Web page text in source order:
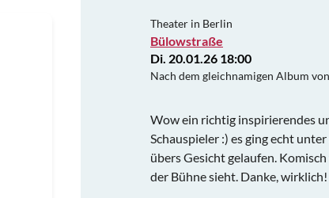
Theater in Berlin
Bülowstraße
Di. 20.01.26 18:00
Nach dem gleichnamigen Album
Wow ein richtig inspirierendes
Schauspieler :) es ging echt
übers Gesicht gelaufen.
der Bühne sieht. Danke, wirklich!